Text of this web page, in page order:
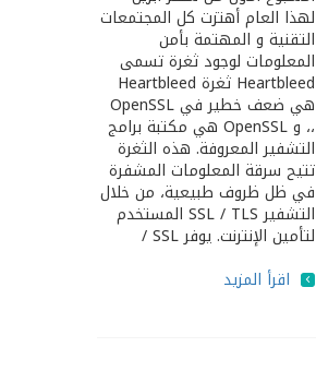
لهذا العام أهتزت كل المجتمعات
التقنية و المهتمة بأمن
المعلومات لوجود ثغرة تسمى
Heartbleed ثغرة Heartbleed
هي ضعف خطير في OpenSSL
،، و OpenSSL هي مكتبة برامج
التشفير المعروفة. هذه الثغرة
تتيح سرقة المعلومات المشفرة
في ظل ظروف طبيعية، من خلال
التشفير SSL / TLS المستخدم
لتأمين الإنترنت. يوفر SSL /
اقرأ المزيد